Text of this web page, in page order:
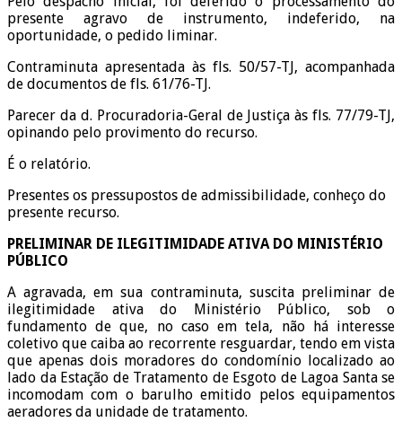
presente agravo de instrumento, indeferido, na
oportunidade, o pedido liminar.
Contraminuta apresentada às fls. 50/57-TJ, acompanhada
de documentos de fls. 61/76-TJ.
Parecer da d. Procuradoria-Geral de Justiça às fls. 77/79-TJ,
opinando pelo provimento do recurso.
É o relatório.
Presentes os pressupostos de admissibilidade, conheço do
presente recurso.
PRELIMINAR DE ILEGITIMIDADE ATIVA DO MINISTÉRIO
PÚBLICO
A agravada, em sua contraminuta, suscita preliminar de
ilegitimidade ativa do Ministério Público, sob o
fundamento de que, no caso em tela, não há interesse
coletivo que caiba ao recorrente resguardar, tendo em vista
que apenas dois moradores do condomínio localizado ao
lado da Estação de Tratamento de Esgoto de Lagoa Santa se
incomodam com o barulho emitido pelos equipamentos
aeradores da unidade de tratamento.